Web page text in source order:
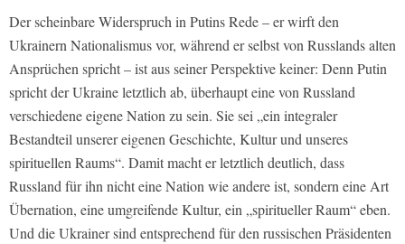
Der scheinbare Widerspruch in Putins Rede – er wirft den
Ukrainern Nationalismus vor, während er selbst von Russlands alten
Ansprüchen spricht – ist aus seiner Perspektive keiner: Denn Putin
spricht der Ukraine letztlich ab, überhaupt eine von Russland
verschiedene eigene Nation zu sein. Sie sei „ein integraler
Bestandteil unserer eigenen Geschichte, Kultur und unseres
spirituellen Raums“. Damit macht er letztlich deutlich, dass
Russland für ihn nicht eine Nation wie andere ist, sondern eine Art
Übernation, eine umgreifende Kultur, ein „spiritueller Raum“ eben.
Und die Ukrainer sind entsprechend für den russischen Präsidenten